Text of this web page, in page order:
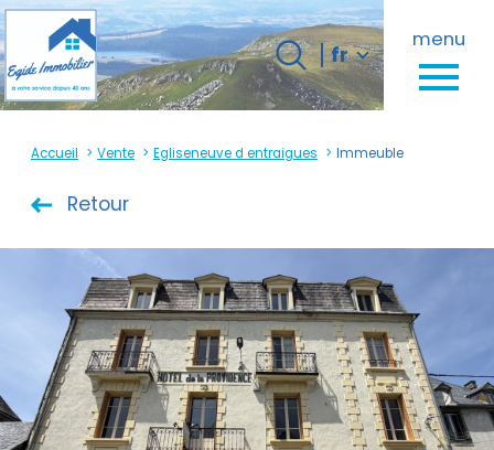
menu
Langue
fr
Accueil
0 Langue
fr
Accueil Vente Egliseneuve d entraigues Immeuble
Retour